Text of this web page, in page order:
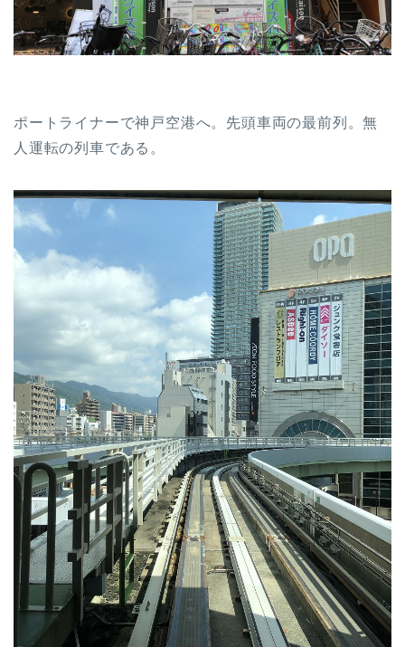
ポートライナーで神戸空港へ。先頭車両の最前列。無
人運転の列車である。